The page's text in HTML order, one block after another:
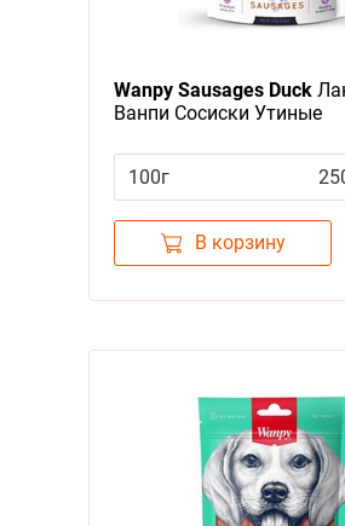
Wanpy Sausages Duck
Ванпи Сосиски Утиные
100г
В корзину